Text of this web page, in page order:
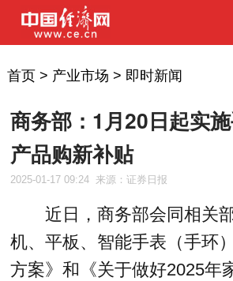
首页> 产业市场 > 即时新闻
商务部：1月20日起实
产品购新补贴
2025-01-17 09:24 来源：证券日报
近日，商务部会同相关
机、平板、智能手表（手环
方案》和《关于做好2025年